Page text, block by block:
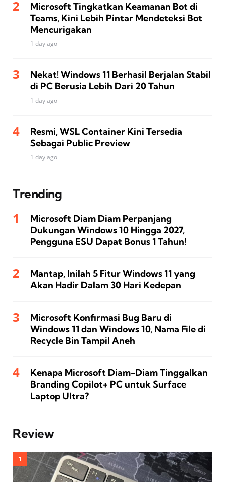
Microsoft Tingkatkan Keamanan Bot di
Teams, Kini Lebih Pintar Mendeteksi Bot
Mencurigakan
1 day ago
Nekat! Windows 11 Berhasil Berjalan Stabil
di PC Berusia Lebih Dari 20 Tahun
1 day ago
Resmi, WSL Container Kini Tersedia
Sebagai Public Preview
1 day ago
Trending
Microsoft Diam Diam Perpanjang
Dukungan Windows 10 Hingga 2027,
Pengguna ESU Dapat Bonus 1 Tahun!
Mantap, Inilah 5 Fitur Windows 11 yang
Akan Hadir Dalam 30 Hari Kedepan
Microsoft Konfirmasi Bug Baru di
Windows 11 dan Windows 10, Nama File di
Recycle Bin Tampil Aneh
Kenapa Microsoft Diam-Diam Tinggalkan
Branding Copilot+ PC untuk Surface
Laptop Ultra?
Review